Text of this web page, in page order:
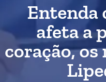
Entenda
afeta a
coração,